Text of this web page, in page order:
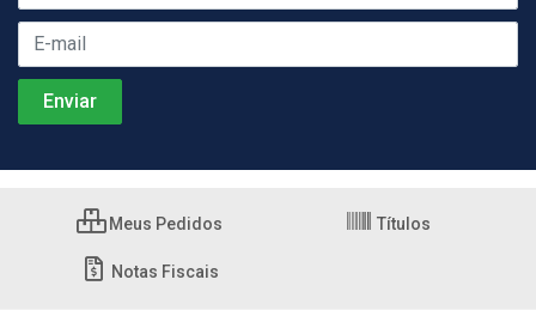
Meus Pedidos Títulos
Notas Fiscais